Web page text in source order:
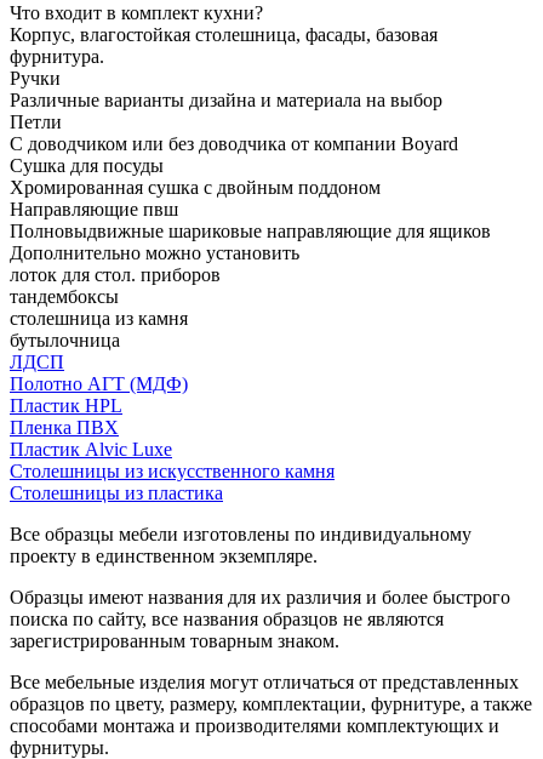
Что входит в комплект кухни?
Корпус, влагостойкая столешница, фасады, базовая
фурнитура.
Ручки
Различные варианты дизайна и материала на выбор
Петли
С доводчиком или без доводчика от компании Boyard
Сушка для посуды
Хромированная сушка с двойным поддоном
Направляющие пвш
Полновыдвижные шариковые направляющие для ящиков
Дополнительно можно установить
лоток для стол. приборов
тандембоксы
столешница из камня
бутылочница
ЛДСП
Полотно АГТ (МДФ)
Пластик HPL
Пленка ПВХ
Пластик Alvic Luxe
Столешницы из искусственного камня
Столешницы из пластика
Все образцы мебели изготовлены по индивидуальному
проекту в единственном экземпляре.
Образцы имеют названия для их различия и более быстрого
поиска по сайту, все названия образцов не являются
зарегистрированным товарным знаком.
Все мебельные изделия могут отличаться от представленных
образцов по цвету, размеру, комплектации, фурнитуре, а также
способами монтажа и производителями комплектующих и
фурнитуры.